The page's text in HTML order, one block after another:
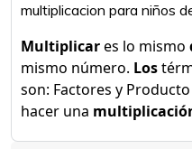
multiplicacion para niños
Multiplicares lo mismo
mismo número. Los
son: Factores y
hacer una